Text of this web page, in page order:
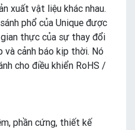
xuất vật liệu khác nhau.
phổ của Unique được
thực của sự thay đổi
và cảnh báo kịp thời. Nó
cho điều khiển RoHS /
phần cứng, thiết kế